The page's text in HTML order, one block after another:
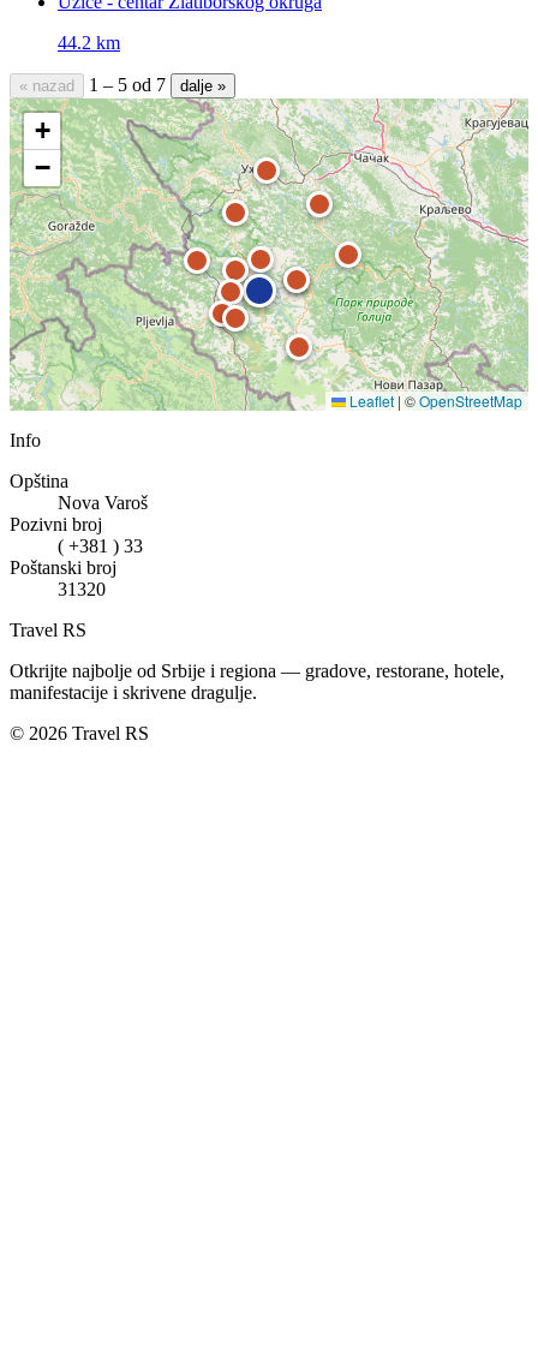
44.2 km
« nazad 1 – 5 od 7 dalje »
+
−
Leaflet | ©OpenStreetMap
Info
Opština
Nova Varoš
Pozivni broj
( +381 ) 33
Poštanski broj
31320
Travel RS
Otkrijte najbolje od Srbije i regiona — gradove, restorane, hotele,
manifestacije i skrivene dragulje.
© 2026 Travel RS